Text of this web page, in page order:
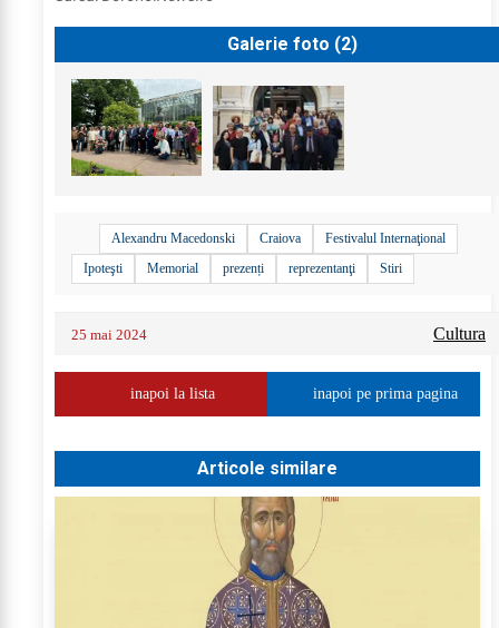
Galerie foto (2)
Alexandru Macedonski Craiova
Festivalul Internaţional
Ipoteşti
Memorial prezenți reprezentanţi Stiri
25 mai 2024 Cultura
inapoi la lista inapoi pe prima pagina
Articole similare